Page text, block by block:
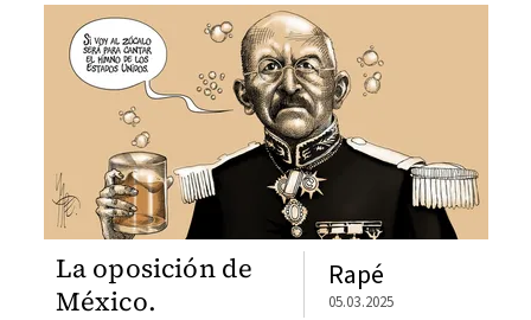
La oposición de
México.
Rapé
05.03.2025